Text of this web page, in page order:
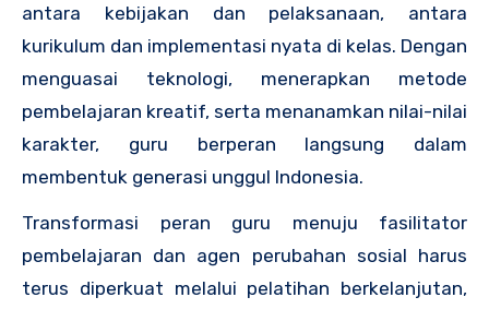
antara kebijakan dan pelaksanaan, antara
kurikulum dan implementasi nyata di kelas. Dengan
menguasai teknologi, menerapkan metode
pembelajaran kreatif, serta menanamkan nilai-nilai
karakter, guru berperan langsung dalam
membentuk generasi unggul Indonesia.
Transformasi peran guru menuju fasilitator
pembelajaran dan agen perubahan sosial harus
terus diperkuat melalui pelatihan berkelanjutan,